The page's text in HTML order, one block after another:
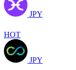
JPY
HOT
JPY